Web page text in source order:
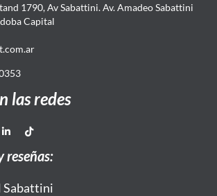
1790, Av Sabattini. Av. Amadeo Sabattini
Capital
las redes
reseñas:
Sabattini